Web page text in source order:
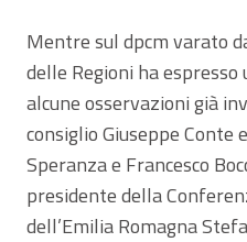
Mentre sul dpcm varato
delle Regioni ha
alcune osservazioni già
consiglio Giuseppe Conte
Speranza e Francesco
presidente della
dell’Emilia Romagna